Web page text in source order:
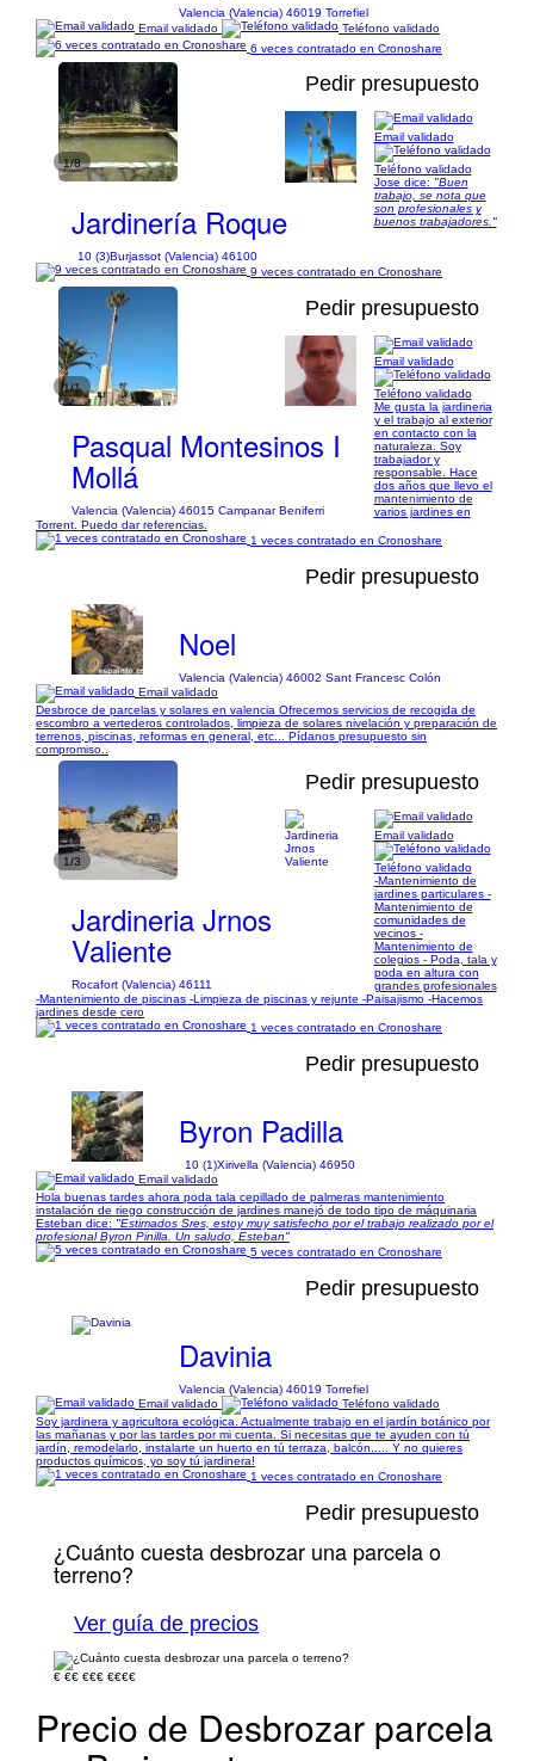
Valencia (Valencia) 46019 Torrefiel
Email validado
Teléfono validado
6 veces contratado en Cronoshare
1/8
Pedir presupuesto
Jardinería Roque
10 (3)Burjassot (Valencia) 46100
Email validado
Teléfono validado
Jose dice: "Buen
trabajo, se nota que
son profesionales y
buenos trabajadores."
9 veces contratado en Cronoshare
1/1
Pedir presupuesto
Pasqual Montesinos I
Mollá
Valencia (Valencia) 46015 Campanar Beniferri
Email validado
Teléfono validado
Me gusta la jardineria
y el trabajo al exterior
en contacto con la
naturaleza. Soy
trabajador y
responsable. Hace
dos años que llevo el
mantenimiento de
varios jardines en
Torrent. Puedo dar referencias.
1 veces contratado en Cronoshare
Pedir presupuesto
Noel
Valencia (Valencia) 46002 Sant Francesc Colón
Email validado
Desbroce de parcelas y solares en valencia Ofrecemos servicios de recogida de
escombro a vertederos controlados, limpieza de solares nivelación y preparación de
terrenos, piscinas, reformas en general, etc... Pídanos presupuesto sin
compromiso..
1/3
Pedir presupuesto
Jardineria Jrnos
Valiente
Rocafort (Valencia) 46111
Email validado
Teléfono validado
-Mantenimiento de
jardines particulares -
Mantenimiento de
comunidades de
vecinos -
Mantenimiento de
colegios - Poda, tala y
poda en altura con
grandes profesionales
-Mantenimiento de piscinas -Limpieza de piscinas y rejunte -Paisajismo -Hacemos
jardines desde cero
1 veces contratado en Cronoshare
Pedir presupuesto
Byron Padilla
10 (1)Xirivella (Valencia) 46950
Email validado
Hola buenas tardes ahora poda tala cepillado de palmeras mantenimiento
instalación de riego construcción de jardines manejó de todo tipo de máquinaria
Esteban dice: "Estimados Sres, estoy muy satisfecho por el trabajo realizado por el
profesional Byron Pinilla. Un saludo, Esteban"
5 veces contratado en Cronoshare
Pedir presupuesto
Davinia
Valencia (Valencia) 46019 Torrefiel
Email validado
Teléfono validado
Soy jardinera y agricultora ecológica. Actualmente trabajo en el jardín botánico por
las mañanas y por las tardes por mi cuenta. Si necesitas que te ayuden con tú
jardín, remodelarlo, instalarte un huerto en tú terraza, balcón..... Y no quieres
productos químicos, yo soy tú jardinera!
1 veces contratado en Cronoshare
Pedir presupuesto
¿Cuánto cuesta desbrozar una parcela o
terreno?
Ver guía de precios
€ €€ €€€ €€€€
Precio de Desbrozar parcela